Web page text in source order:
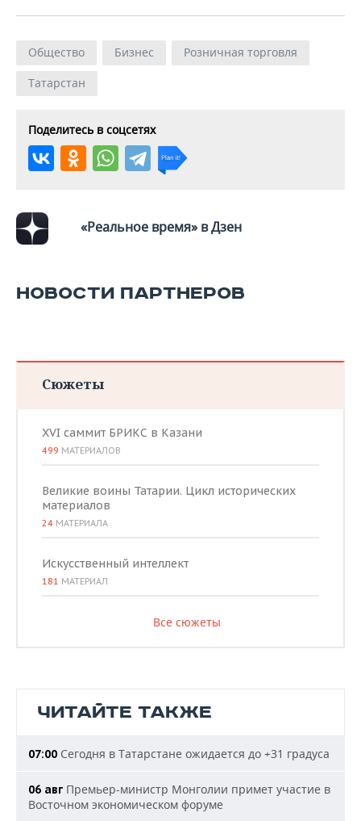
ВОДНЫЕ ВИДЫ СПОРТА
ХОККЕЙ С МЯЧОМ
ОБРАЗОВАНИЕ
ПРОИСШЕСТВИЯ
Общество Бизнес
Розничная торговля
Татарстан
Поделитесь в соцсетях
«Реальное время» в Дзен
НОВОСТИ ПАРТНЕРОВ
Сюжеты
XVI саммит БРИКС в Казани
499 МАТЕРИАЛОВ
Великие воины Татарии. Цикл исторических
материалов
24 МАТЕРИАЛА
Искусственный интеллект
181 МАТЕРИАЛ
Все сюжеты
ЧИТАЙТЕ ТАКЖЕ
07:00 Сегодня в Татарстане ожидается до +31 градуса
06 авг Премьер-министр Монголии примет участие в
Восточном экономическом форуме